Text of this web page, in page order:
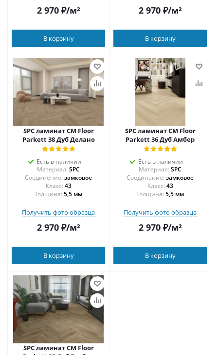
2 970₽/м²
В корзину
2 970₽/м²
В корзину
SPC ламинат CM Floor
Parkett 38 Дуб Делано
Есть в наличии
Материал: SPC
Соединение: замковое
43
Толщина: 5,5 мм
Получить фото образца
2 970₽/м²
В корзину
SPC ламинат CM Floor
Parkett 36 Дуб Амбер
Есть в наличии
Материал: SPC
Соединение: замковое
43
Толщина: 5,5 мм
Получить фото образца
2 970₽/м²
В корзину
SPC ламинат CM Floor